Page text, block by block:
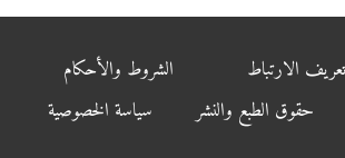
الشروط والأحكام
الارتباط
سياسة الخصوصية
حقوق الطبع والنشر